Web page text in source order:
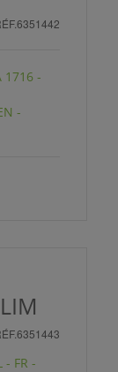
1716 -
-
- FR -